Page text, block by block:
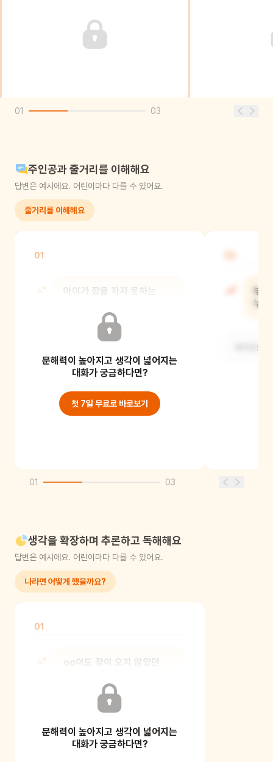
01 03
주인공과 줄거리를 이해해요
답변은 예시에요. 어린이마다 다를 수 있어요.
줄거리를 이해해요
01
아이가 잠을 자지 못하는
때문이에요.
문해력이 높아지고 생각이 넓어지는
대화가 궁금하다면?
첫 7일 무료로 바로보기
부
누
깨어있는
01 03
생각을 확장하며 추론하고 독해해요
답변은 예시에요. 어린이마다 다를 수 있어요.
나라면 어떻게 했을까요?
01
oo이도 잠이 오지 않았던
어린이의 경험을 들어보세요.
어린이에게도 밤을 먹는 늑대 같은
문해력이 높아지고 생각이 넓어지는
대화가 궁금하다면?